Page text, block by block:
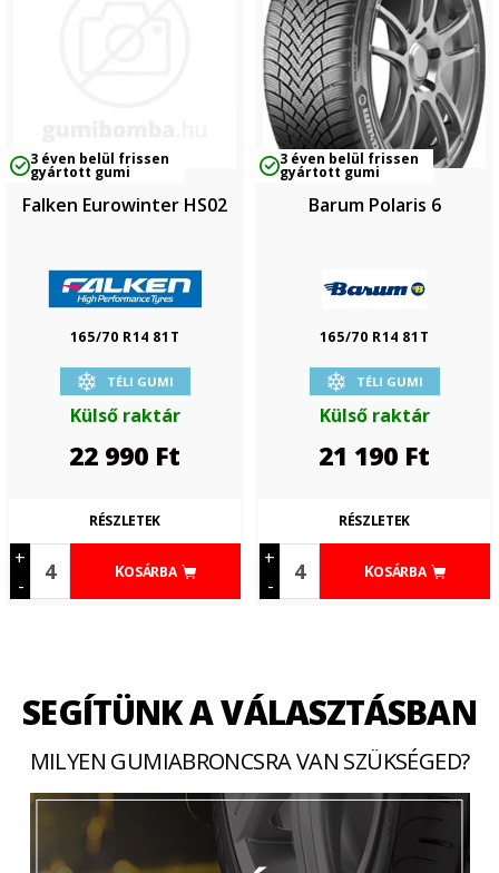
3 éven belül frissen
gyártott gumi
Falken Eurowinter HS02
165/70 R14 81T
TÉLI GUMI
Külső raktár
22 990 Ft
+
-
KOSÁRBA
RÉSZLETEK
3 éven belül frissen
gyártott gumi
Barum Polaris 6
165/70 R14 81T
TÉLI GUMI
Külső raktár
21 190 Ft
+
-
KOSÁRBA
RÉSZLETEK
SEGÍTÜNK A VÁLASZTÁSBAN
MILYEN GUMIABRONCSRA VAN SZÜKSÉGED?